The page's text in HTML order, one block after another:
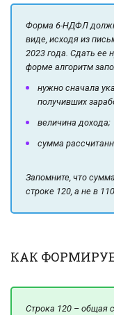
Форма 6-НДФЛ
виде, исходя из
2023 года. Сдать ее
форме алгоритм
нужно сначала
получивших
величина дохода;
сумма
Запомните, что
строке 120, а не в
КАК
Строка 120 – общая